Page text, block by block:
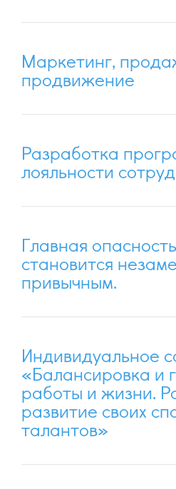
Маркетинг,
продвижение
Разработка
лояльности
Главная
становится
привычным.
Индивидуальное
«Балансировка и
работы и жизни.
развитие своих
талантов»